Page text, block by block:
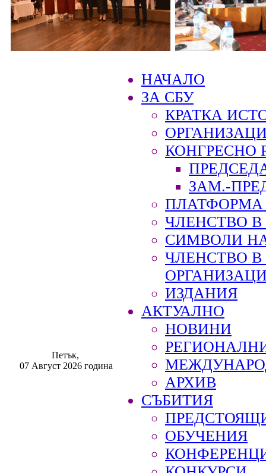
Петък,
07 Август 2026 година
НАЧАЛО
ЗА СБУ
КРАТКА
КОНГРЕСНО
ЗАМ.-
ПЛАТФОРМА
ЧЛЕНСТВО В
СИМВОЛИ
ЧЛЕНСТВО
ИЗДАНИЯ
АКТУАЛНО
НОВИНИ
АРХИВ
СЪБИТИЯ
ОБУЧЕНИЯ